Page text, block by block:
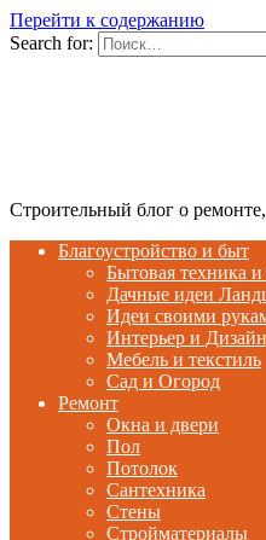
Перейти к содержанию
Search for:
Строительный блог о
Благоустройство и быт
Бытовая техника
Дачные идеи
Идеи своими
Интерьер и Дизайн
Мебель и текстиль
Сад и Огород
Ремонт
Окна и двери
Пол
Потолок
Сантехника
Стены
Стройматериалы